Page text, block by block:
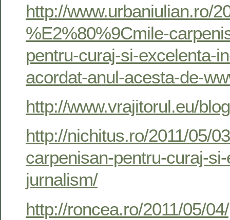
http://www.urbaniulian.ro/
%E2%80%9Cmile-
pentru-curaj-si-excelenta-
acordat-anul-acesta-de-
http://www.vrajitorul.eu/
http://nichitus.ro/2011/05/
carpenisan-pentru-curaj-
jurnalism/
http://roncea.ro/2011/05/